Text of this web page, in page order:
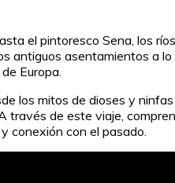
el pintoresco Sena, los
antiguos asentamientos a
Europa.
los mitos de dioses y
de este viaje,
conexión con el pasado.